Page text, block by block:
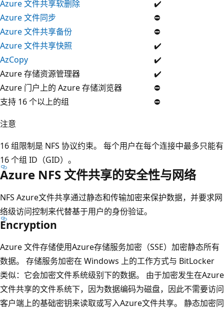
Azure 文件共享软删除
✔️
Azure 文件同步
⛔
Azure 文件共享备份
⛔
Azure 文件共享快照
✔️
AzCopy
✔️
Azure 存储资源管理器
✔️
Azure 门户上的 Azure 存储浏览器
⛔
支持 16 个以上的组
⛔
注意
16 组限制是 NFS 协议约束。 每个用户在每个连接中最多只能有
16 个组 ID（GID）。
Azure NFS 文件共享的安全性与网络
NFS Azure文件共享通过静态和传输加密来保护数据，并要求网
络级访问控制来代替基于用户的身份验证。
Encryption
Azure 文件存储使用Azure存储服务加密（SSE）加密静态所有
数据。 存储服务加密在 Windows 上的工作方式与 BitLocker
类似：它会加密文件系统级别下的数据。 由于加密发生在Azure
文件共享的文件系统下，因为数据编码为磁盘，因此不需要访问
客户端上的基础密钥来读取或写入Azure文件共享。 静态加密同